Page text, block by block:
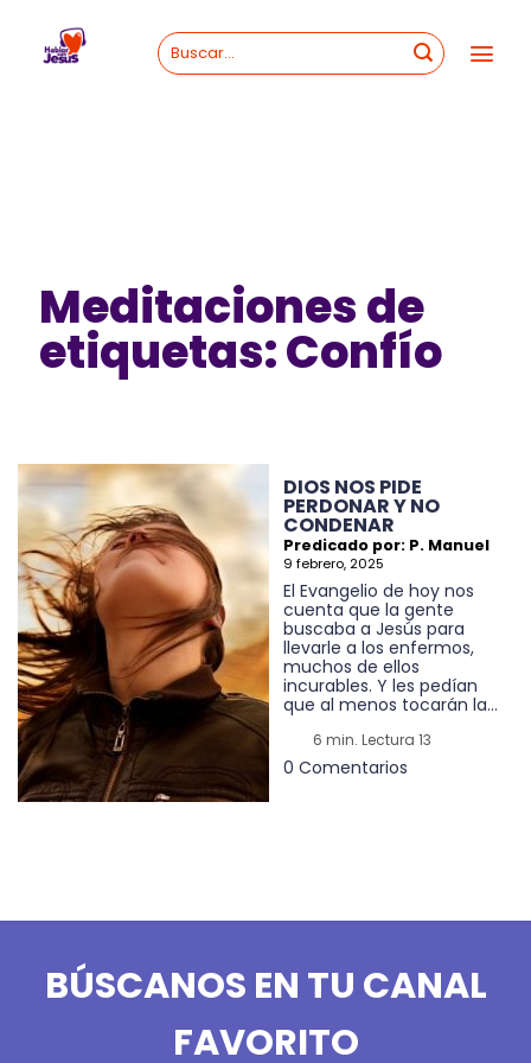
content
Meditaciones de
etiquetas: Confío
DIOS NOS PIDE
PERDONAR Y NO
CONDENAR
Predicado por: P. Manuel
9 febrero, 2025
El Evangelio de hoy nos
cuenta que la gente
buscaba a Jesús para
llevarle a los enfermos,
muchos de ellos
incurables. Y les pedían
que al menos tocarán la...
6 min. Lectura 13
0 Comentarios
BÚSCANOS EN TU CANAL
FAVORITO